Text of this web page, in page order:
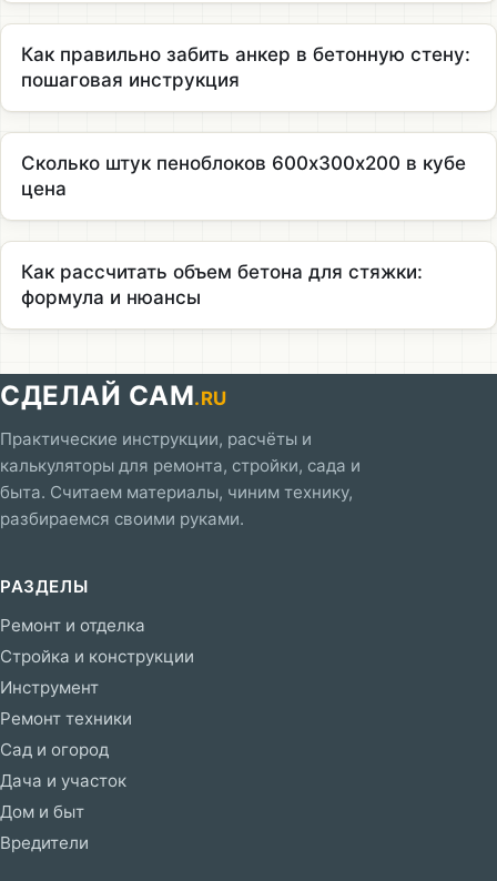
Как правильно забить анкер в бетонную стену:
пошаговая инструкция
Сколько штук пеноблоков 600х300х200 в кубе
цена
Как рассчитать объем бетона для стяжки:
формула и нюансы
СДЕЛАЙ САМ.RU
Практические инструкции, расчёты и
калькуляторы для ремонта, стройки, сада и
быта. Считаем материалы, чиним технику,
разбираемся своими руками.
РАЗДЕЛЫ
Ремонт и отделка
Стройка и конструкции
Инструмент
Ремонт техники
Сад и огород
Дача и участок
Дом и быт
Вредители